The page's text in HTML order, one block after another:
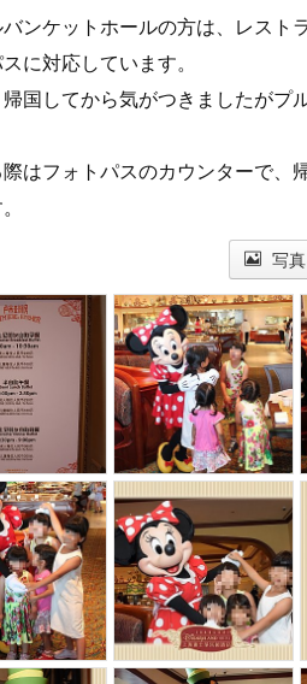
バンケットホールの方は、レスト
に対応しています。
帰国してから気がつきましたがプ
はフォトパスのカウンターで、
写